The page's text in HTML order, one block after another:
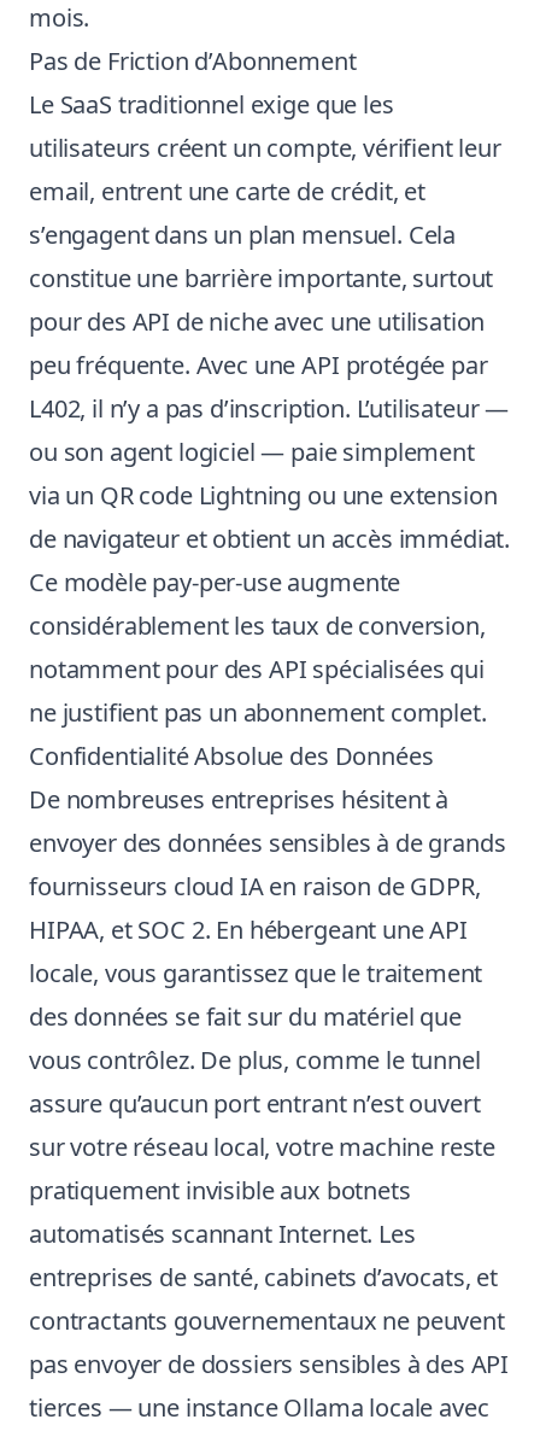
mois.
Pas de Friction d’Abonnement
Le SaaS traditionnel exige que les
utilisateurs créent un compte, vérifient leur
email, entrent une carte de crédit, et
s’engagent dans un plan mensuel. Cela
constitue une barrière importante, surtout
pour des API de niche avec une utilisation
peu fréquente. Avec une API protégée par
L402, il n’y a pas d’inscription. L’utilisateur —
ou son agent logiciel — paie simplement
via un QR code Lightning ou une extension
de navigateur et obtient un accès immédiat.
Ce modèle pay-per-use augmente
considérablement les taux de conversion,
notamment pour des API spécialisées qui
ne justifient pas un abonnement complet.
Confidentialité Absolue des Données
De nombreuses entreprises hésitent à
envoyer des données sensibles à de grands
fournisseurs cloud IA en raison de GDPR,
HIPAA, et SOC 2. En hébergeant une API
locale, vous garantissez que le traitement
des données se fait sur du matériel que
vous contrôlez. De plus, comme le tunnel
assure qu’aucun port entrant n’est ouvert
sur votre réseau local, votre machine reste
pratiquement invisible aux botnets
automatisés scannant Internet. Les
entreprises de santé, cabinets d’avocats, et
contractants gouvernementaux ne peuvent
pas envoyer de dossiers sensibles à des API
tierces — une instance Ollama locale avec